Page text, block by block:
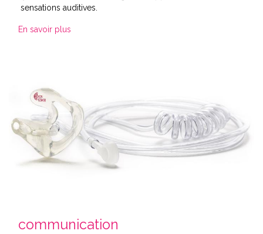
sensations auditives.
En savoir plus
communication